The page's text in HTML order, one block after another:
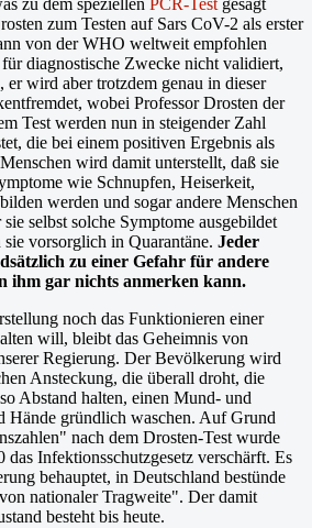
zu dem speziellen PCR-Test gesagt
zum Testen auf Sars CoV-2 als erster
von der WHO weltweit empfohlen
diagnostische Zwecke nicht validiert,
er wird aber trotzdem genau in dieser
wobei Professor Drosten der
Test werden nun in steigender Zahl
die bei einem positiven Ergebnis als
wird damit unterstellt, daß sie
wie Schnupfen, Heiserkeit,
werden und sogar andere Menschen
selbst solche Symptome ausgebildet
vorsorglich in Quarantäne. Jeder
zu einer Gefahr für andere
ihm gar nichts anmerken kann.
noch das Funktionieren einer
will, bleibt das Geheimnis von
Regierung. Der Bevölkerung wird
Ansteckung, die überall droht, die
Abstand halten, einen Mund- und
Hände gründlich waschen. Auf Grund
nach dem Drosten-Test wurde
das Infektionsschutzgesetz verschärft. Es
behauptet, in Deutschland bestünde
nationaler Tragweite". Der damit
besteht bis heute.